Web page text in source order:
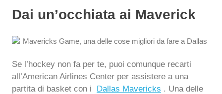
Dai un’occhiata ai Maverick
Se l’hockey non fa per te, puoi comunque recarti
all’American Airlines Center per assistere a una
partita di basket con i Dallas Mavericks . Una delle